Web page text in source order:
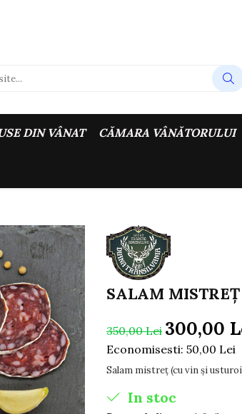
DIN VÂNAT CĂMARA VÂNĂTORULUI
SALAM
350,00 Lei 300,00
Economisesti: 50,00 Lei
Salam mistreț (cu vin și
In stoc